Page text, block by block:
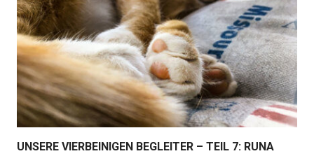
UNSERE VIERBEINIGEN BEGLEITER – TEIL 7: RUNA